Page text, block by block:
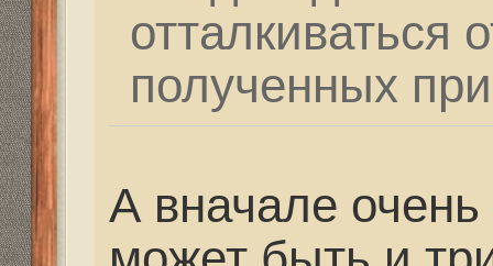
Re: Как и где купить
Дальнобойное-
partizan» 25 фев 2021,
Мастеров, которые
одноклассниках я